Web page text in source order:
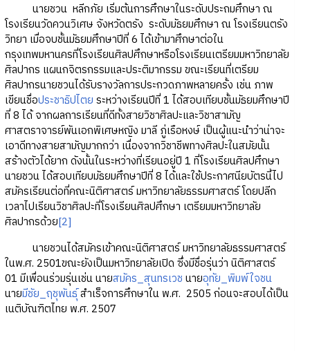
นายชวน หลีกภัย เริ่มต้นการศึกษาในระดับประถมศึกษา ณ
โรงเรียนวัดควนวิเศษ จังหวัดตรัง ระดับมัธยมศึกษา ณ โรงเรียนตรัง
วิทยา เมื่อจบชั้นมัธยมศึกษาปีที่ 6 ได้เข้ามาศึกษาต่อใน
กรุงเทพมหานครที่โรงเรียนศิลปศึกษาหรือโรงเรียนเตรียมมหาวิทยาลัย
ศิลปากร แผนกจิตรกรรมและประติมากรรม ขณะเรียนที่เตรียม
ศิลปากรนายชวนได้รับรางวัลการประกวดภาพหลายครั้ง เช่น ภาพ
เขียนชื่อประชาธิปไตย ระหว่างเรียนปีที่ 1 ได้สอบเทียบชั้นมัธยมศึกษาปี
ที่ 8 ได้ จากผลการเรียนที่ดีทั้งสายวิชาศิลปะและวิชาสามัญ
ศาสตราจารย์พันเอกพิเศษหญิง มาลี ภู่เรือหงษ์ เป็นผู้แนะนำว่าน่าจะ
เอาดีทางสายสามัญมากกว่า เนื่องจากวิชาชีพทางศิลปะในสมัยนั้น
สร้างตัวได้ยาก ดังนั้นในระหว่างที่เรียนอยู่ปี 1 ที่โรงเรียนศิลปศึกษา
นายชวน ได้สอบเทียบมัธยมศึกษาปีที่ 8 ได้และใช้ประกาศนียบัตรนี้ไป
สมัครเรียนต่อที่คณะนิติศาสตร์ มหาวิทยาลัยธรรมศาสตร์ โดยปลีก
เวลาไปเรียนวิชาศิลปะที่โรงเรียนศิลปศึกษา เตรียมมหาวิทยาลัย
ศิลปากรด้วย[2]
นายชวนได้สมัครเข้าคณะนิติศาสตร์ มหาวิทยาลัยธรรมศาสตร์
ในพ.ศ. 2501ขณะยังเป็นมหาวิทยาลัยเปิด ซึ่งมีชื่อรุ่นว่า นิติศาสตร์
01 มีเพื่อนร่วมรุ่นเช่น นายสมัคร_สุนทรเวช นายอุทัย_พิมพ์ใจชน
นายมีชัย_ฤชุพันธุ์สำเร็จการศึกษาใน พ.ศ. 2505 ก่อนจะสอบได้เป็น
เนติบัณฑิตไทย พ.ศ. 2507